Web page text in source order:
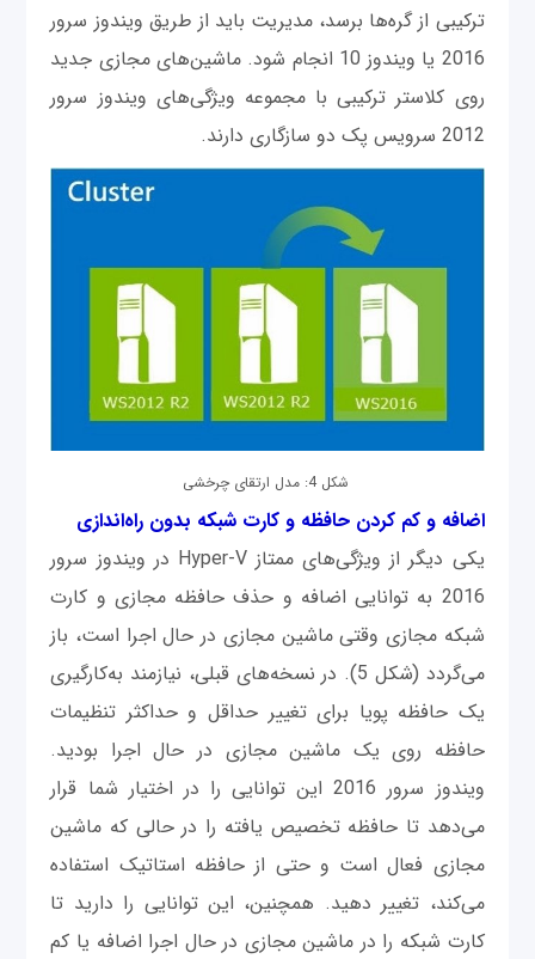
ترکیبی از گره‌ها برسد، مدیریت باید از طریق ویندوز سرور
2016 یا ویندوز 10 انجام شود. ماشین‌های مجازی جدید
روی کلاستر ترکیبی با مجموعه ویژگی‌های ویندوز سرور
2012 سرویس پک دو سازگاری دارند.
شکل 4: مدل ارتقای چرخشی
اضافه و کم کردن حافظه و کارت شبکه بدون راه‌اندازی
یکی دیگر از ویژگی‌های ممتاز Hyper-V در ویندوز سرور
2016 به توانایی اضافه و حذف حافظه مجازی و کارت
شبکه مجازی وقتی ماشین مجازی در حال اجرا است، باز
می‌گردد (شکل 5). در نسخه‌های قبلی، نیازمند به‌کارگیری
یک حافظه پویا برای تغییر حداقل و حداکثر تنظیمات
حافظه روی یک ماشین مجازی در حال اجرا بودید.
ویندوز سرور 2016 این توانایی را در اختیار شما قرار
می‌دهد تا حافظه تخصیص یافته را در حالی که ماشین
مجازی فعال است و حتی از حافظه استاتیک استفاده
می‌کند، تغییر دهید. همچنین، این توانایی را دارید تا
کارت شبکه را در ماشین مجازی در حال اجرا اضافه یا کم